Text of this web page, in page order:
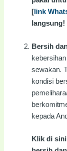
[ link
langsung!
Bersih
sewakan.
kondisi
kepada
Klik di